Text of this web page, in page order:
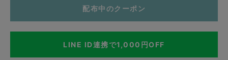
配布中のクーポン
LINE ID連携で1,000円OFF